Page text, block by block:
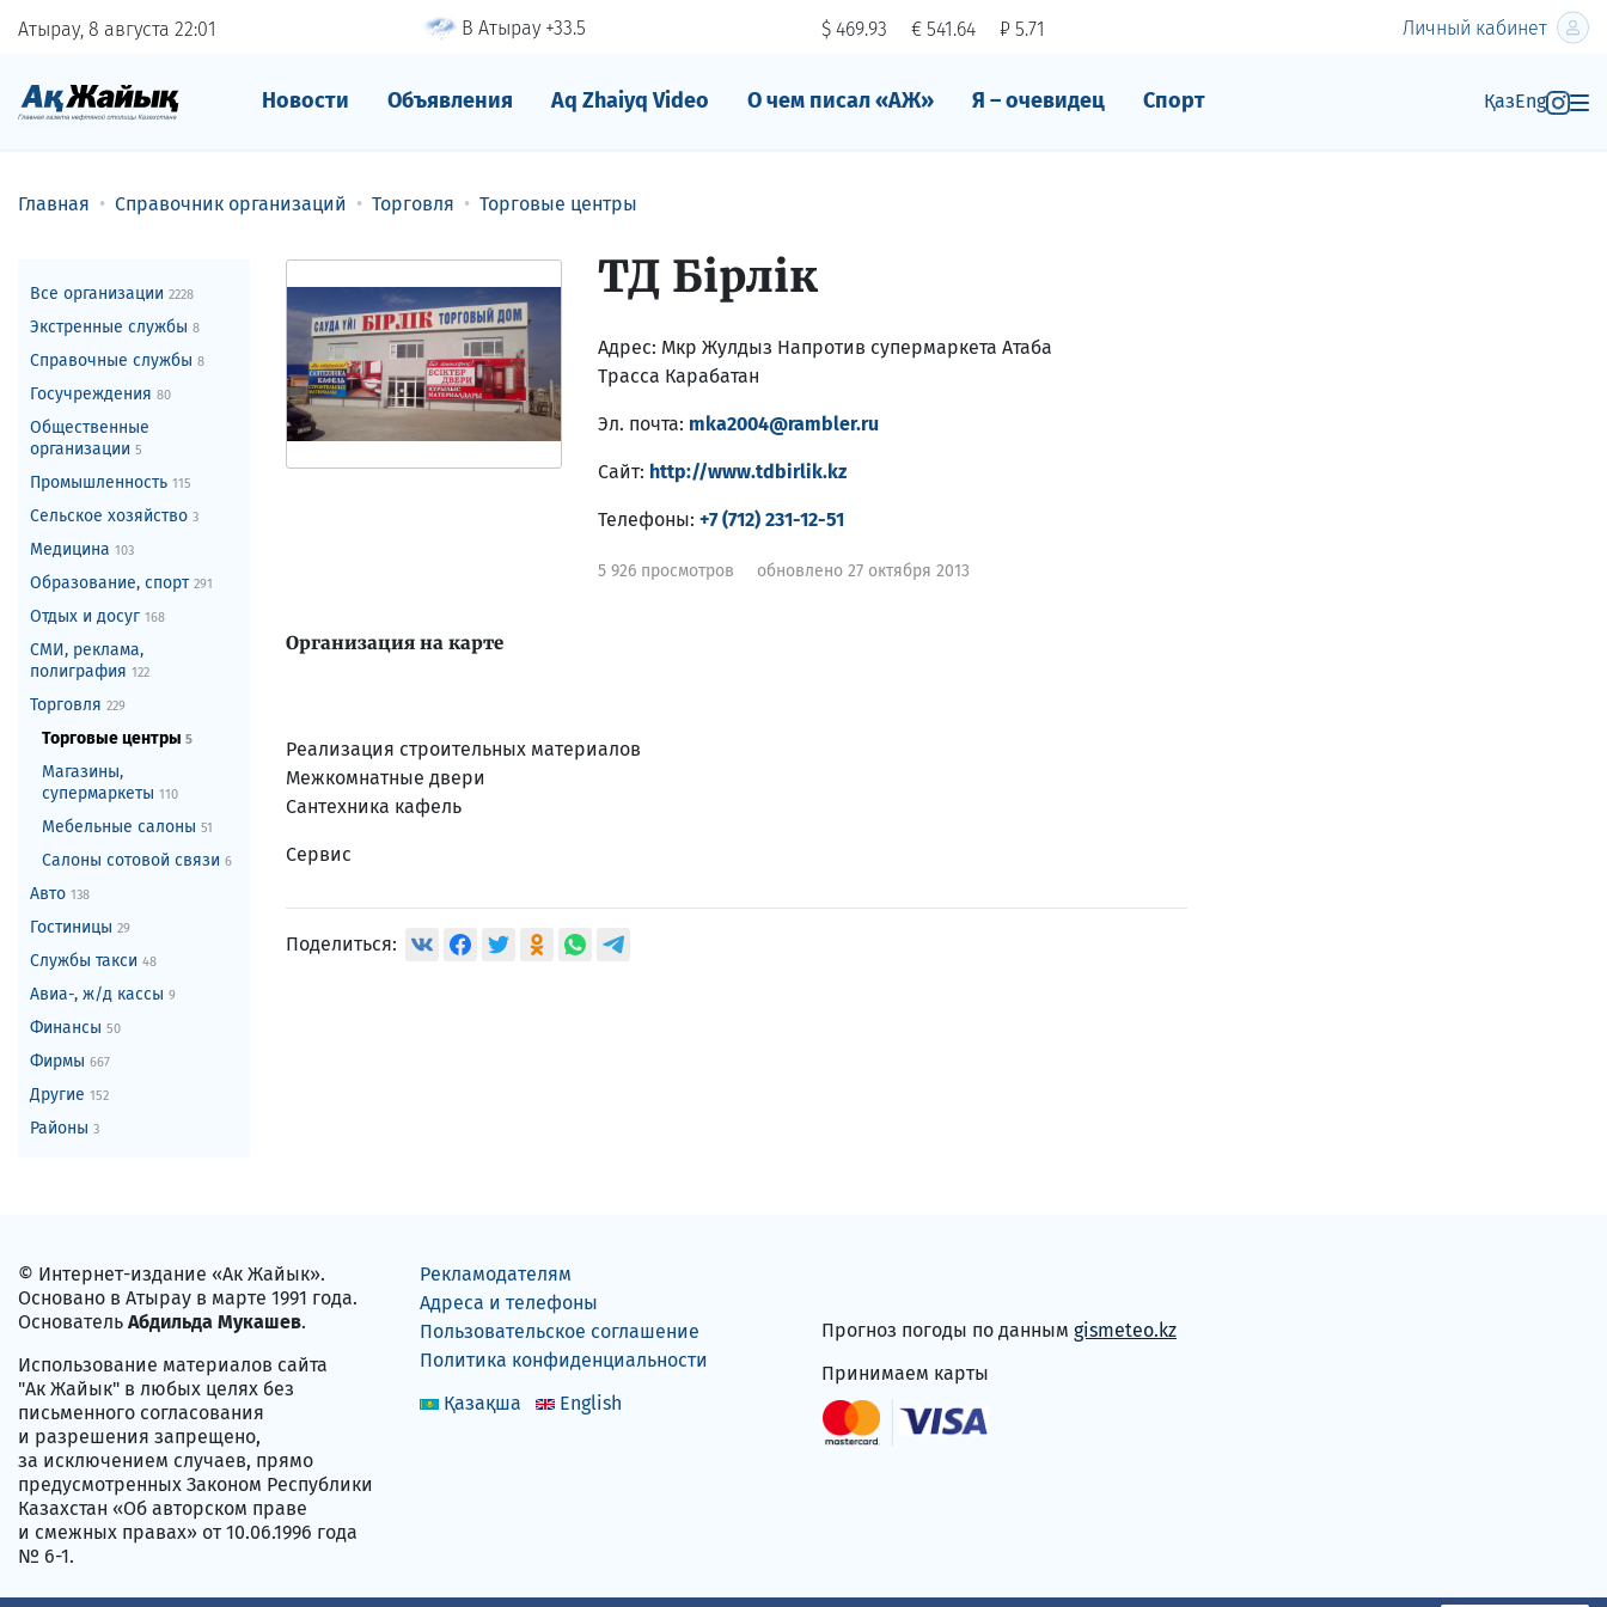
Атырау, 8 августа 22 01 В Атырау +33.5 $ 469.93 € 541.64 ₽ 5.71 Личный кабинет
Новости Объявления Aq Zhaiyq Video О чем писал «АЖ» Я – очевидец Спорт ҚазEng
Главная Справочник организаций Торговля Торговые центры
Все организации 2228
Экстренные службы 8
Справочные службы 8
Госучреждения 80
Общественные
организации 5
Промышленность 115
Сельское хозяйство 3
Медицина 103
Образование, спорт 291
Отдых и досуг 168
СМИ, реклама,
полиграфия 122
Торговля 229
Торговые центры 5
Магазины,
супермаркеты 110
Мебельные салоны 51
Салоны сотовой связи 6
Авто 138
Гостиницы 29
Службы такси 48
Авиа-, ж/д кассы 9
Финансы 50
Фирмы 667
Другие 152
Районы 3
ТД Бiрлiк
Адрес: Мкр Жулдыз Напротив супермаркета Атаба
Трасса Карабатан
Эл. почта: mka2004@rambler.ru
Сайт: http://www.tdbirlik.kz
Телефоны: +7 (712) 231-12-51
5 926 просмотров обновлено 27 октября 2013
Организация на карте
Реализация строительных материалов
Межкомнатные двери
Сантехника кафель
Сервис
Поделиться:
© Интернет-издание «Ак Жайык».
Основано в Атырау в марте 1991 года.
Основатель Абдильда Мукашев.
Использование материалов сайта
"Ак Жайык" в любых целях без
письменного согласования
и разрешения запрещено,
за исключением случаев, прямо
предусмотренных Законом Республики
Казахстан «Об авторском праве
и смежных правах» от 10.06.1996 года
№ 6-1.
Рекламодателям
Адреса и телефоны
Пользовательское соглашение
Политика конфиденциальности
Қазақша
English
Прогноз погоды по данным gismeteo.kz
Принимаем карты